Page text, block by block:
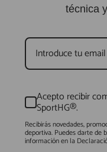
técnica
Acepto recibir
SportHG®.
Recibirás novedades,
deportiva. Puedes darte de
información en la